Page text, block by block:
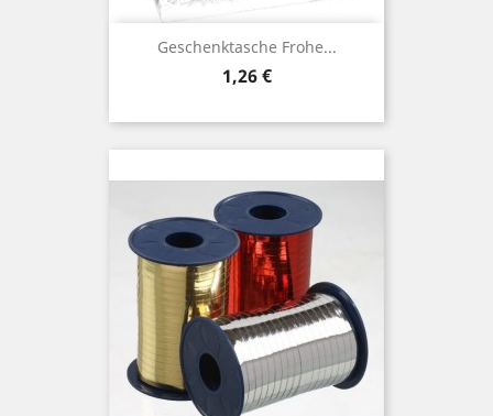
Geschenktasche Frohe...
Preis
1,26 €